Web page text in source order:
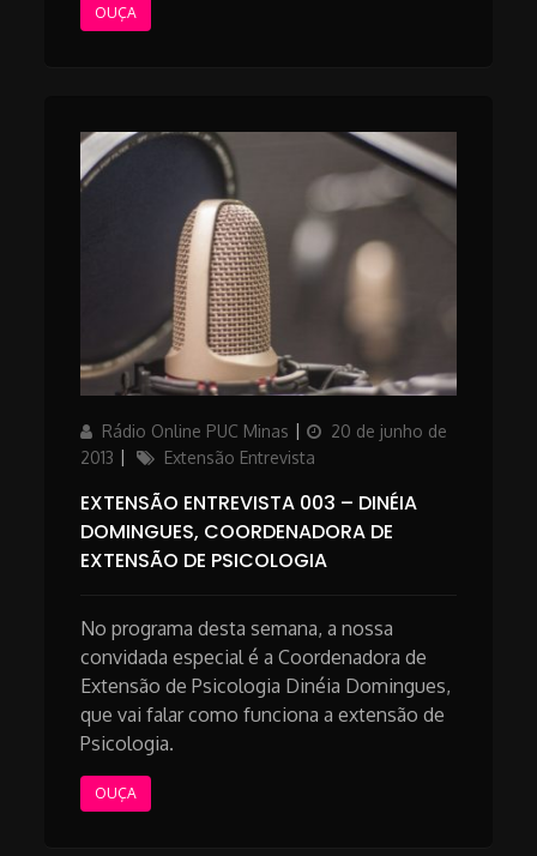
OUÇA
AuthorRádio Online PUC Minas
Posted
on
20 de junho de
2013
Categories
Extensão Entrevista
EXTENSÃO ENTREVISTA 003 – DINÉIA
DOMINGUES, COORDENADORA DE
EXTENSÃO DE PSICOLOGIA
No programa desta semana, a nossa
convidada especial é a Coordenadora de
Extensão de Psicologia Dinéia Domingues,
que vai falar como funciona a extensão de
Psicologia.
OUÇA